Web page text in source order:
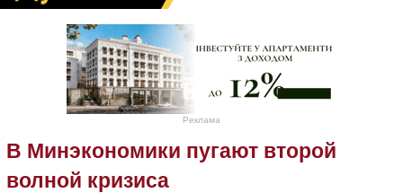
Реклама
В Минэкономики пугают второй
волной кризиса